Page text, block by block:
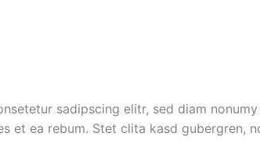
sadipscing elitr, sed diam
et ea rebum. Stet clita kasd